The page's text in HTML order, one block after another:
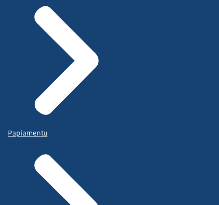
Papiamentu